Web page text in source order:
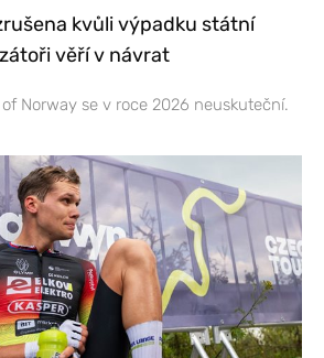
kvůli výpadku státní
věří v návrat
Norway se v roce 2026 neuskuteční.